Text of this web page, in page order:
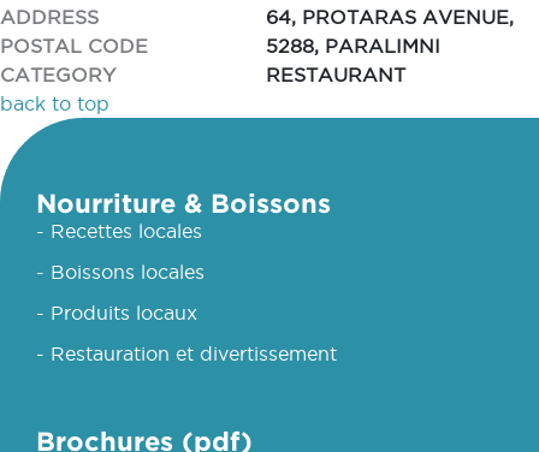
ADDRESS
64, PROTARAS AVENUE,
POSTAL CODE
5288, PARALIMNI
CATEGORY
RESTAURANT
back to top
Nourriture & Boissons
- Recettes locales
- Boissons locales
- Produits locaux
- Restauration et divertissement
Brochures (pdf)